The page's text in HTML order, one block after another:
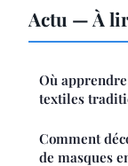
Actu — À
Où
textiles
Comment
de masques